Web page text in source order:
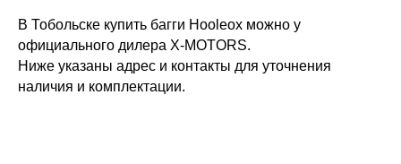
В Тобольске купить багги Hooleox можно у
официального дилера X-MOTORS.
Ниже указаны адрес и контакты для уточнения
наличия и комплектации.